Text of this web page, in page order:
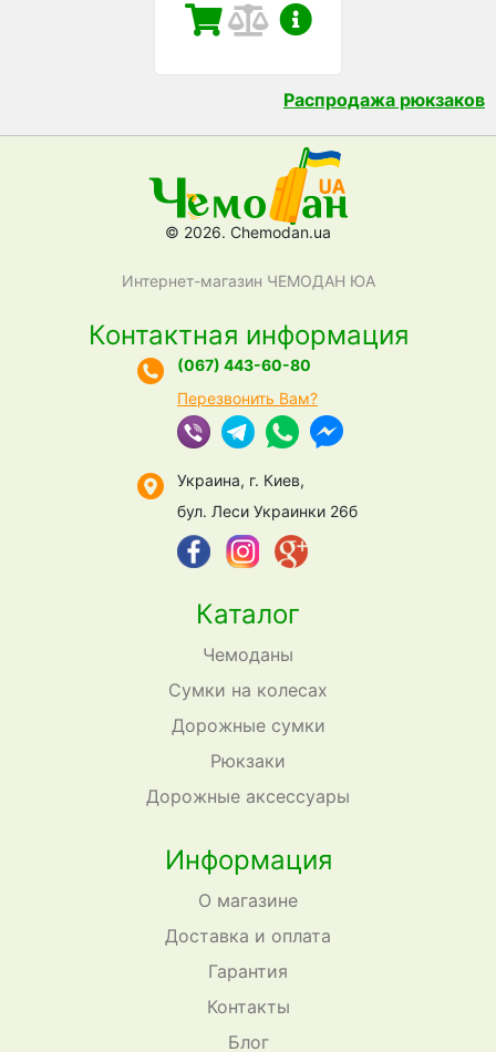
Распродажа рюкзаков
© 2026. Chemodan.ua
Интернет-магазин ЧЕМОДАН ЮА
Каталог
Чемоданы
Сумки на колесах
Дорожные сумки
Рюкзаки
Дорожные аксессуары
Информация
О магазине
Доставка и оплата
Гарантия
Контакты
Блог
Контактная информация
(067) 443-60-80
Перезвонить Вам?
Украина, г. Киев,
бул. Леси Украинки 26б